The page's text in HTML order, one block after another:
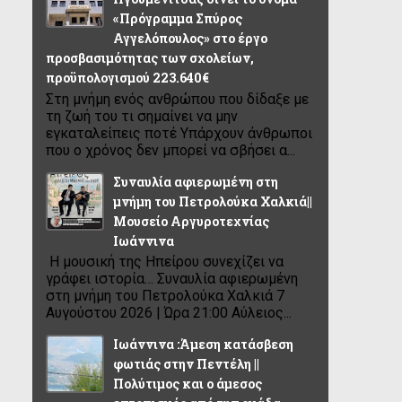
«Πρόγραμμα Σπύρος
Αγγελόπουλος» στο έργο
προσβασιμότητας των σχολείων,
προϋπολογισμού 223.640€
Στη μνήμη ενός ανθρώπου που δίδαξε με
τη ζωή του τι σημαίνει να μην
εγκαταλείπεις ποτέ Υπάρχουν άνθρωποι
που ο χρόνος δεν μπορεί να σβήσει α...
Συναυλία αφιερωμένη στη
μνήμη του Πετρολούκα Χαλκιά||
Μουσείο Αργυροτεχνίας
Ιωάννινα
Η μουσική της Ηπείρου συνεχίζει να
γράφει ιστορία… Συναυλία αφιερωμένη
στη μνήμη του Πετρολούκα Χαλκιά 7
Αυγούστου 2026 | Ώρα 21:00 Αύλειος...
Ιωάννινα :Άμεση κατάσβεση
φωτιάς στην Πεντέλη ||
Πολύτιμος και ο άμεσος